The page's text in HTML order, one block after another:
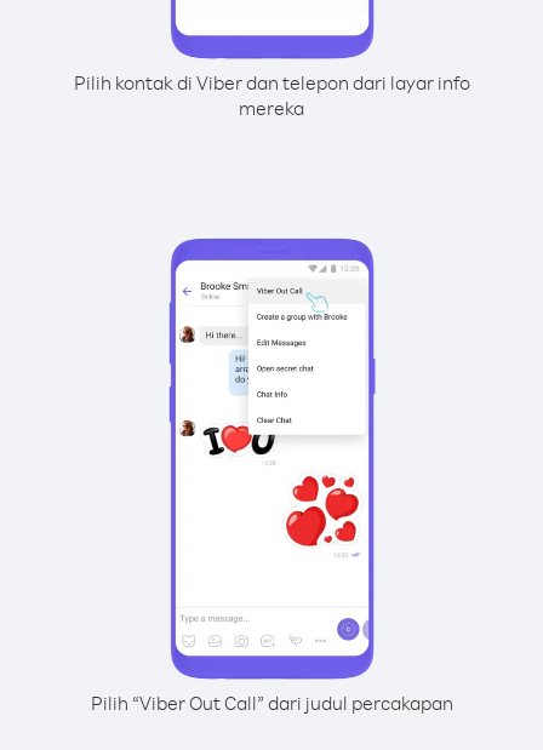
Pilih kontak di Viber dan telepon dari layar info
mereka
Pilih “Viber Out Call” dari judul percakapan